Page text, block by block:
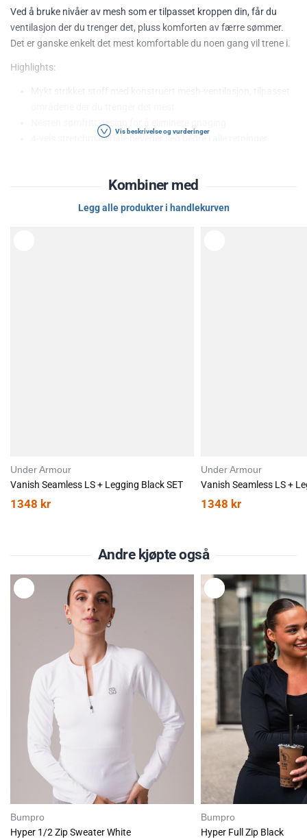
Ved å bruke nivåer av mesh som er tilpasset kroppen din, får du
ventilasjon der du trenger det, pluss komforten av færre sømmer.
Det er ganske enkelt det mest komfortable du noen gang vil trene i.
Highlights:
Nesten sømfritt design for å eliminere gnaging
4-veis stretchmateriale beveger seg bedre i alle retninger
Vis beskrivelse og vurderinger
Kombiner med
Under Armour
Vanish Seamless LS + Legging Black SET
1348 kr
Under Armour
1348 kr
Legg alle produkter i handlekurven
Andre kjøpte også
Bumpro
Hyper 1/2 Zip Sweater White
L
Bumpro
Hyper Full Zip Black